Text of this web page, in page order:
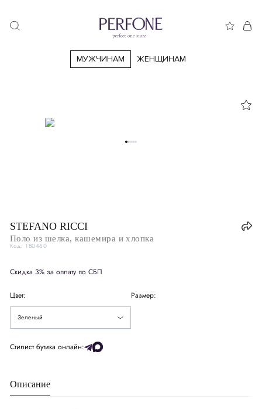
МУЖЧИНАМ ЖЕНЩИНАМ
STEFANO RICCI
Поло из шелка, кашемира и хлопка
Код: 180460
Скидка 3% за оплату по СБП
Цвет:
Зеленый
Размер:
Стилист бутика онлайн:
Описание